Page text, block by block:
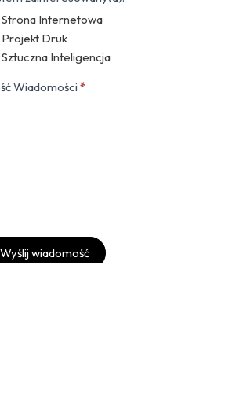
Strona Internetowa
Projekt Druk
Sztuczna Inteligencja
Wiadomości *
Wyślij wiadomość